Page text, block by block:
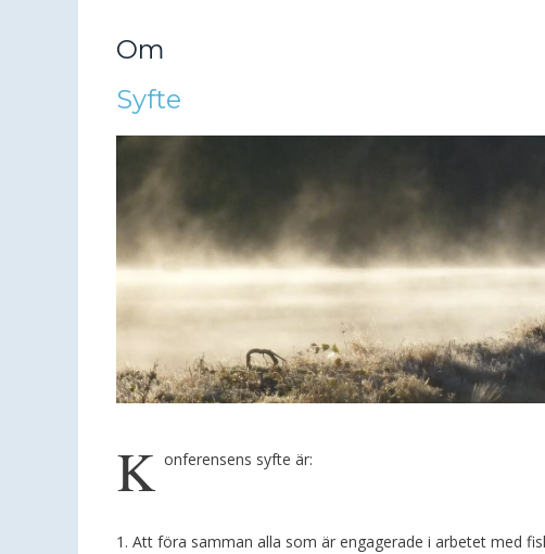
Om
Syfte
K onferensens syfte är:
Att föra samman alla som är engagerade i arbetet med